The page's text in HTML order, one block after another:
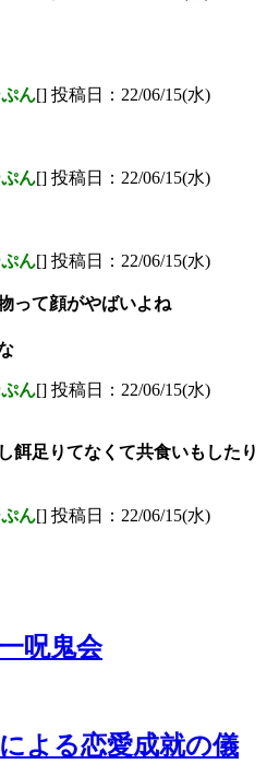
ん[] 投稿日：22/06/15(水)
ん[] 投稿日：22/06/15(水)
ん[] 投稿日：22/06/15(水)
って顔がやばいよね
ん[] 投稿日：22/06/15(水)
餌足りてなくて共食いもしたり
ん[] 投稿日：22/06/15(水)
呪鬼会
よる恋愛成就の儀